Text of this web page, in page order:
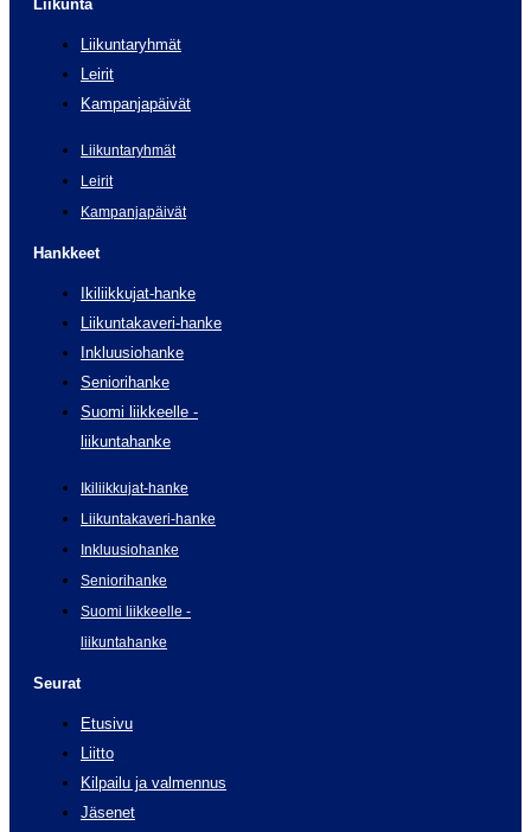
Liikunta
Liikuntaryhmät
Leirit
Kampanjapäivät
Liikuntaryhmät
Leirit
Kampanjapäivät
Hankkeet
Ikiliikkujat-hanke
Liikuntakaveri-hanke
Inkluusiohanke
Seniorihanke
Suomi liikkeelle -
liikuntahanke
Ikiliikkujat-hanke
Liikuntakaveri-hanke
Inkluusiohanke
Seniorihanke
Suomi liikkeelle -
liikuntahanke
Seurat
Etusivu
Liitto
Kilpailu ja valmennus
Jäsenet